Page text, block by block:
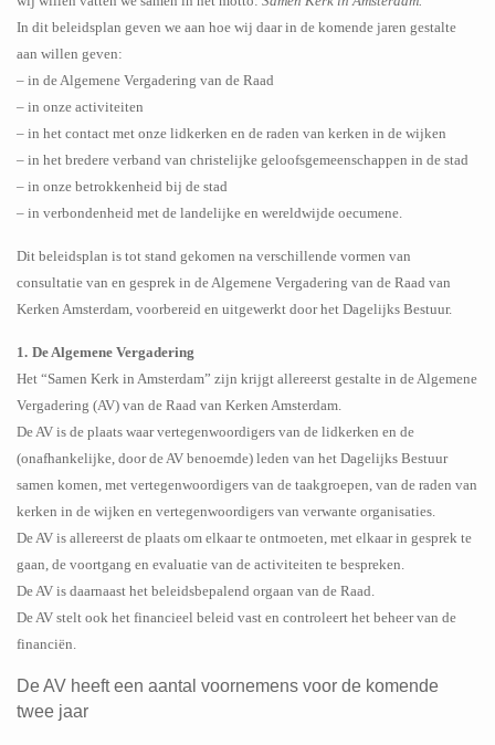
In dit beleidsplan geven we aan hoe wij daar in de komende jaren gestalte
aan willen geven:
– in de Algemene Vergadering van de Raad
– in onze activiteiten
– in het contact met onze lidkerken en de raden van kerken in de wijken
– in het bredere verband van christelijke geloofsgemeenschappen in de stad
– in onze betrokkenheid bij de stad
– in verbondenheid met de landelijke en wereldwijde oecumene.
Dit beleidsplan is tot stand gekomen na verschillende vormen van
consultatie van en gesprek in de Algemene Vergadering van de Raad van
Kerken Amsterdam, voorbereid en uitgewerkt door het Dagelijks Bestuur.
1. De Algemene Vergadering
Het “Samen Kerk in Amsterdam” zijn krijgt allereerst gestalte in de Algemene
Vergadering (AV) van de Raad van Kerken Amsterdam.
De AV is de plaats waar vertegenwoordigers van de lidkerken en de
(onafhankelijke, door de AV benoemde) leden van het Dagelijks Bestuur
samen komen, met vertegenwoordigers van de taakgroepen, van de raden van
kerken in de wijken en vertegenwoordigers van verwante organisaties.
De AV is allereerst de plaats om elkaar te ontmoeten, met elkaar in gesprek te
gaan, de voortgang en evaluatie van de activiteiten te bespreken.
De AV is daarnaast het beleidsbepalend orgaan van de Raad.
De AV stelt ook het financieel beleid vast en controleert het beheer van de
financiën.
De AV heeft een aantal voornemens voor de komende
twee jaar